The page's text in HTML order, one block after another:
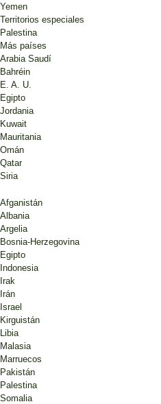
Yemen
Territorios especiales
Palestina
Más países
Arabia Saudí
Bahréin
E. A. U.
Egipto
Jordania
Kuwait
Mauritania
Omán
Qatar
Siria
Afganistán
Albania
Argelia
Bosnia-Herzegovina
Egipto
Indonesia
Irak
Irán
Israel
Kirguistán
Libia
Malasia
Marruecos
Pakistán
Palestina
Somalia